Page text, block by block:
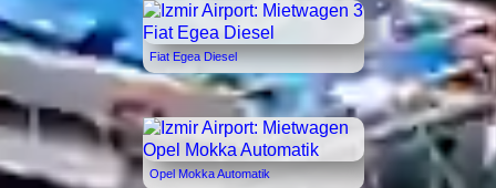
Fiat Egea Diesel
Opel Mokka Automatik